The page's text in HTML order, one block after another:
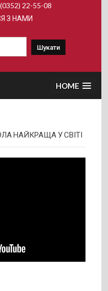
22-55-08
З НАМИ
HOME
НАЙКРАЩА У СВІТІ